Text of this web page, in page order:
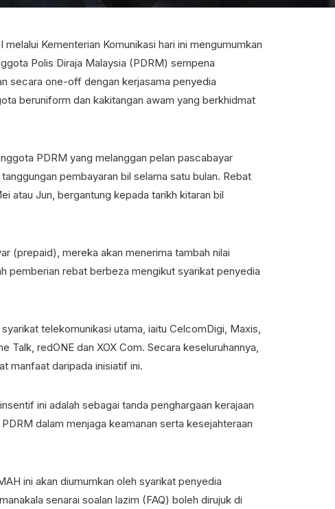
Kementerian Komunikasi hari ini mengumumkan
Polis Diraja Malaysia (PDRM) sempena
secara one-off dengan kerjasama penyedia
beruniform dan kakitangan awam yang berkhidmat
PDRM yang melanggan pelan pascabayar
pembayaran bil selama satu bulan. Rebat
atau Jun, bergantung kepada tarikh kitaran bil
(prepaid), mereka akan menerima tambah nilai
pemberian rebat berbeza mengikut syarikat penyedia
telekomunikasi utama, iaitu CelcomDigi, Maxis,
Talk, redONE dan XOX Com. Secara keseluruhannya,
manfaat daripada inisiatif ini.
ini adalah sebagai tanda penghargaan kerajaan
dalam menjaga keamanan serta kesejahteraan
ini akan diumumkan oleh syarikat penyedia
senarai soalan lazim (FAQ) boleh dirujuk di